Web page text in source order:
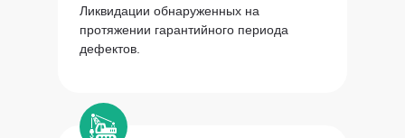
Ликвидации обнаруженных на
протяжении гарантийного периода
дефектов.